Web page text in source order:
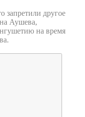
запретили другое
Аушева,
на время